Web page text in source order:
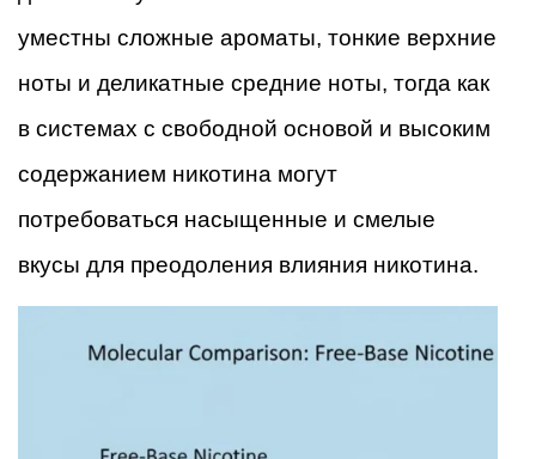
уместны сложные ароматы, тонкие верхние
ноты и деликатные средние ноты, тогда как
в системах с свободной основой и высоким
содержанием никотина могут
потребоваться насыщенные и смелые
вкусы для преодоления влияния никотина.